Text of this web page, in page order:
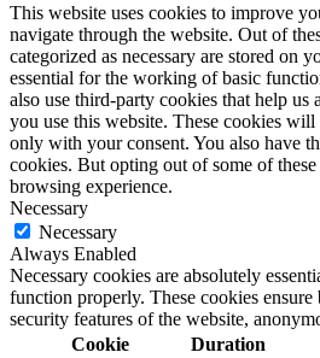
This website uses cookies to improve
navigate through the website. Out of
categorized as necessary are stored on
essential for the working of basic
also use third-party cookies that help us
you use this website. These cookies
only with your consent. You also have
cookies. But opting out of some of
browsing experience.
Necessary
Necessary
Always Enabled
Necessary cookies are absolutely
function properly. These cookies
security features of the website,
Cookie
Duration